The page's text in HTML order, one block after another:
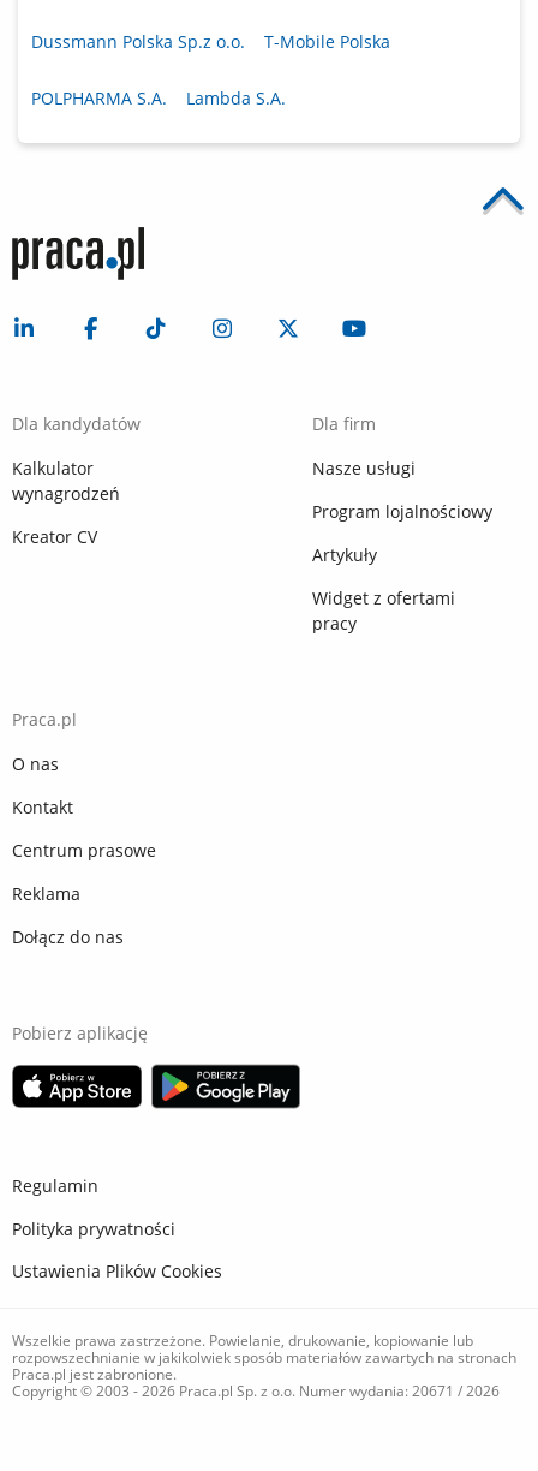
Dussmann Polska Sp.z o.o. T-Mobile Polska
POLPHARMA S.A. Lambda S.A.
Dla kandydatów
Kalkulator
wynagrodzeń
Kreator CV
Dla firm
Nasze usługi
Program lojalnościowy
Artykuły
Widget z ofertami
pracy
Praca.pl
O nas
Kontakt
Centrum prasowe
Reklama
Dołącz do nas
Pobierz aplikację
Regulamin
Polityka prywatności
Ustawienia Plików Cookies
Wszelkie prawa zastrzeżone. Powielanie, drukowanie, kopiowanie lub
rozpowszechnianie w jakikolwiek sposób materiałów zawartych na stronach
Praca.pl jest zabronione.
Copyright © 2003 - 2026 Praca.pl Sp. z o.o. Numer wydania: 20671 / 2026